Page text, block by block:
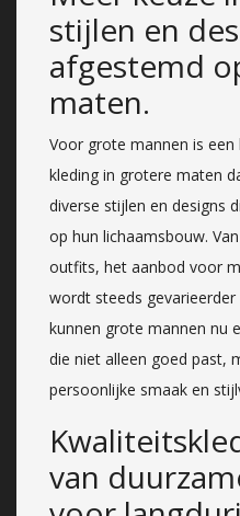
stijlen en
afgestemd
maten.
Voor grote mannen is
kleding in grotere maten
diverse stijlen en designs
op hun lichaamsbouw.
outfits, het aanbod voor
wordt steeds
kunnen grote mannen nu
die niet alleen goed past,
persoonlijke smaak en
van